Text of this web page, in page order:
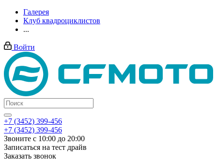
Галерея
Клуб квадроциклистов
...
Войти
+7 (3452) 399-456
+7 (3452) 399-456
Звоните с 10:00 до 20:00
Записаться на тест драйв
Заказать звонок